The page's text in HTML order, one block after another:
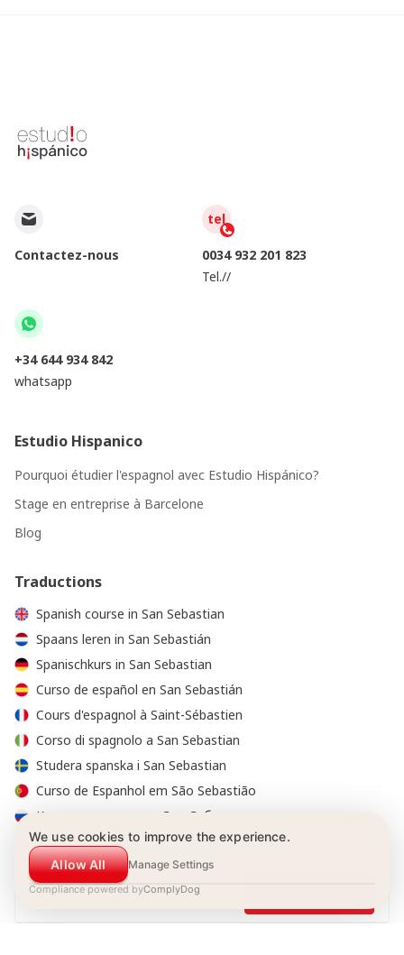
0.00
Contactez-nous
tel
0034 932 201 823
Tel.//
+34 644 934 842
whatsapp
Estudio Hispanico
Pourquoi étudier l'espagnol avec Estudio Hispánico?
Stage en entreprise à Barcelone
Blog
Traductions
Spanish course in San Sebastian
Spaans leren in San Sebastián
Spanischkurs in San Sebastian
Curso de español en San Sebastián
Cours d'espagnol à Saint-Sébastien
Corso di spagnolo a San Sebastian
Studera spanska i San Sebastian
Curso de Espanhol em São Sebastião
Курсы испанского в Сан-Себастьяне
© 2001-2026 Estudio Hispánico tous droits réservés
We use cookies to improve the experience.
Allow All
Manage Settings
Compliance powered byComplyDog